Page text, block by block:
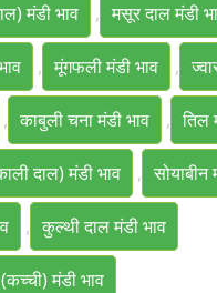
मंडी भाव , मसूर दाल मंडी
, मूंगफली मंडी भाव ,
, काबुली चना मंडी भाव , तिल
दाल) मंडी भाव , सोयाबीन
, कुल्थी दाल मंडी भाव
मंडी भाव